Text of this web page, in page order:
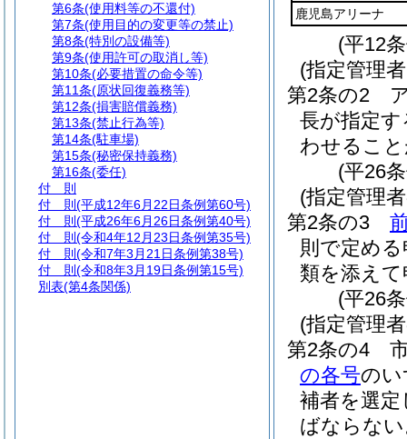
鹿児島アリーナ
(平12
(指定管理
第2条の2
長が指定
わせるこ
(平26
(指定管理
第2条の3
則で定め
類を添え
(平26
(指定管理
第2条の4
の各号のい
補者を選
ばならな
第6条(使用料等の不還付)
第7条(使用目的の変更等の禁止)
第8条(特別の設備等)
第9条(使用許可の取消し等)
第10条(必要措置の命令等)
第11条(原状回復義務等)
第12条(損害賠償義務)
第13条(禁止行為等)
第14条(駐車場)
第15条(秘密保持義務)
第16条(委任)
付 則
付 則 (平成12年6月22日条例第60号)
付 則 (平成26年6月26日条例第40号)
付 則 (令和4年12月23日条例第35号)
付 則 (令和7年3月21日条例第38号)
付 則 (令和8年3月19日条例第15号)
別表(第4条関係)